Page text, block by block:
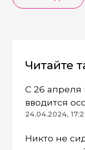
Читайте
С 26 апреля
вводится
режим
24.04.2024,
Никто не